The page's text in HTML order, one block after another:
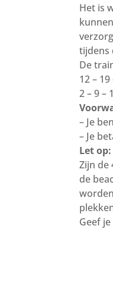
Het is
tijdens
De
12 –
2 – 9 –
– Je
– Je
Let op:
Zijn de
de
Geef